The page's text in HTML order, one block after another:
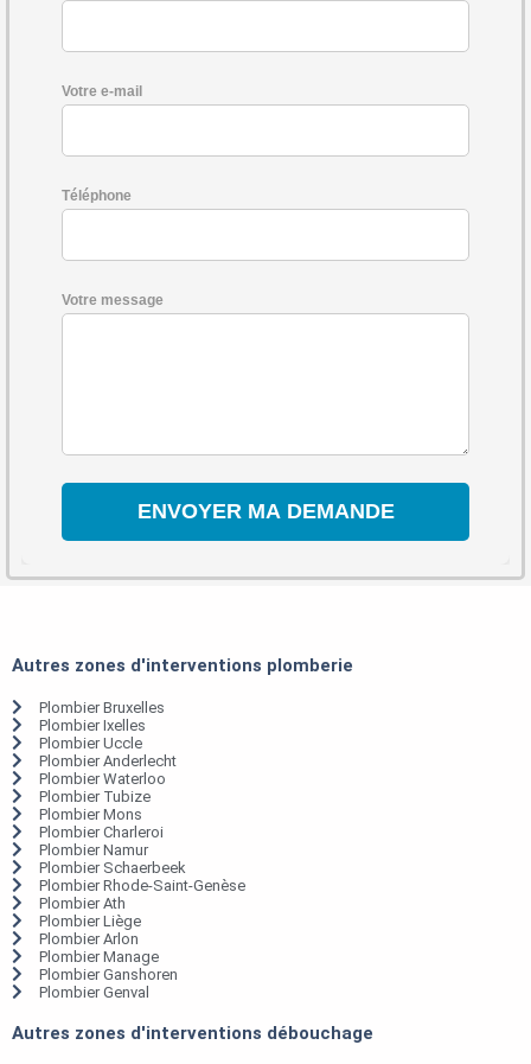
Votre e-mail
Téléphone
Votre message
Autres zones d'interventions plomberie
Plombier Bruxelles
Plombier Ixelles
Plombier Uccle
Plombier Anderlecht
Plombier Waterloo
Plombier Tubize
Plombier Mons
Plombier Charleroi
Plombier Namur
Plombier Schaerbeek
Plombier Rhode-Saint-Genèse
Plombier Ath
Plombier Liège
Plombier Arlon
Plombier Manage
Plombier Ganshoren
Plombier Genval
Autres zones d'interventions débouchage